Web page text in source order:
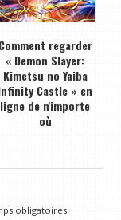
Comment regarder
« Demon Slayer:
Kimetsu no Yaiba
Castle » en
ligne de n'importe
où
obligatoires